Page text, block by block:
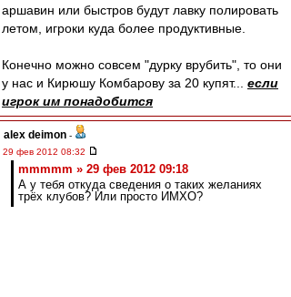
аршавин или быстров будут лавку полировать
летом, игроки куда более продуктивные.
Конечно можно совсем "дурку врубить", то они
у нас и Кирюшу Комбарову за 20 купят... если
игрок им понадобится
alex deimon -
29 фев 2012 08:32
mmmmm » 29 фев 2012 09:18
А у тебя откуда сведения о таких желаниях
трёх клубов? Или просто ИМХО?